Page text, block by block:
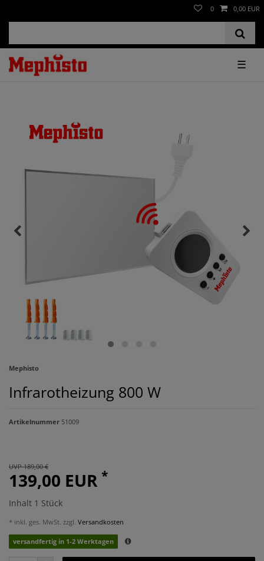
0 0,00 EUR
☰
Mephisto
Infrarotheizung 800 W
Artikelnummer 51009
UVP 189,00 €
139,00 EUR *
Inhalt 1 Stück
* inkl. ges. MwSt. zzgl. Versandkosten
versandfertig in 1-2 Werktagen